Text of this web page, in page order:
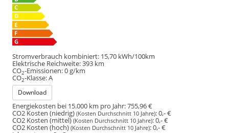
Stromverbrauch kombiniert: 15,70 kWh/100km
Elektrische Reichweite:393 km
CO2-Emissionen:0 g/km
CO2-Klasse:A
Download
Energiekosten bei 15.000 km pro Jahr:755,96 €
CO2 Kosten (niedrig) (Kosten Durchschnitt 10 Jahre):0,- €
CO2 Kosten (mittel)(Kosten Durchschnitt 10 Jahre):0,- €
CO2 Kosten (hoch) (Kosten Durchschnitt 10 Jahre):0,- €